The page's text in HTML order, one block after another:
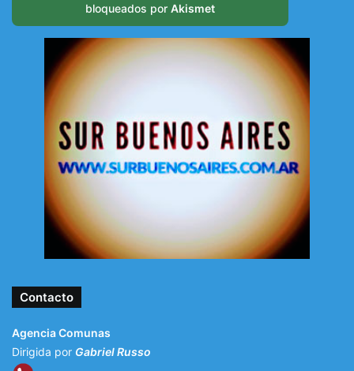
bloqueados por Akismet
Contacto
Agencia Comunas
Dirigida por Gabriel Russo